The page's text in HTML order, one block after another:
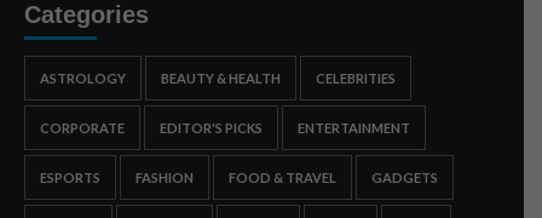
Categories
ASTROLOGY BEAUTY & HEALTH CELEBRITIES
CORPORATE EDITOR'S PICKS ENTERTAINMENT
ESPORTS FASHION FOOD & TRAVEL GADGETS